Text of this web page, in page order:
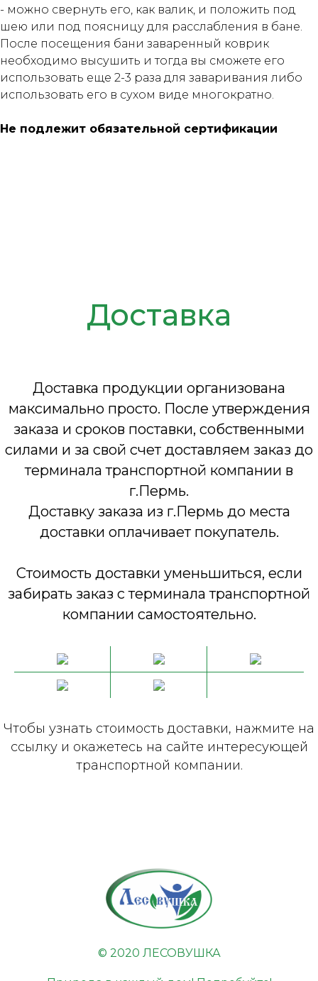
- можно свернуть его, как валик, и положить под
шею или под поясницу для расслабления в бане.
После посещения бани заваренный коврик
необходимо высушить и тогда вы сможете его
использовать еще 2-3 раза для заваривания либо
использовать его в сухом виде многократно.
Не подлежит обязательной сертификации
Доставка
Доставка продукции организована
максимально просто. После утверждения
заказа и сроков поставки, собственными
силами и за свой счет доставляем заказ до
терминала транспортной компании в
г.Пермь.
Доставку заказа из г.Пермь до места
доставки оплачивает покупатель.
Стоимость доставки уменьшиться, если
забирать заказ с терминала транспортной
компании самостоятельно.
Чтобы узнать стоимость доставки, нажмите на
ссылку и окажетесь на сайте интересующей
транспортной компании.
© 2020 ЛЕСОВУШКА